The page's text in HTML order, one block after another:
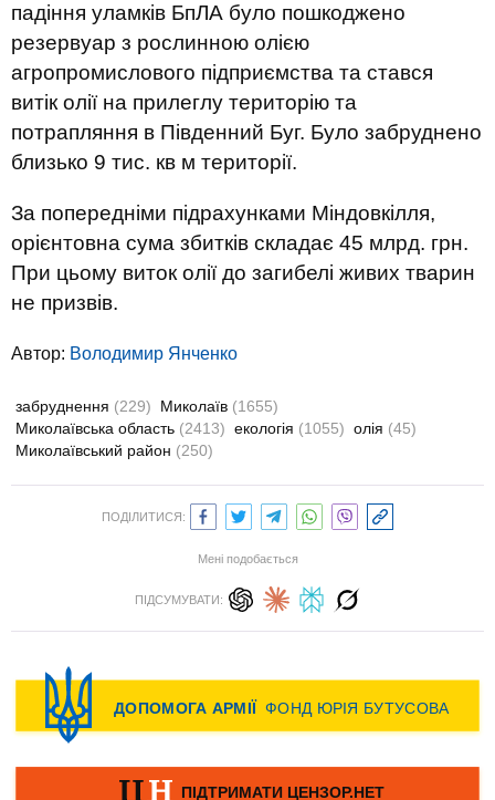
падіння уламків БпЛА було пошкоджено
резервуар з рослинною олією
агропромислового підприємства та стався
витік олії на прилеглу територію та
потрапляння в Південний Буг. Було забруднено
близько 9 тис. кв м території.
За попередніми підрахунками Міндовкілля,
орієнтовна сума збитків складає 45 млрд. грн.
При цьому виток олії до загибелі живих тварин
не призвів.
Автор: Володимир Янченко
забруднення (229) Миколаїв (1655)
Миколаївська область (2413) екологія (1055) олія (45)
Миколаївський район (250)
ПОДІЛИТИСЯ:
Мені подобається
ПІДСУМУВАТИ: